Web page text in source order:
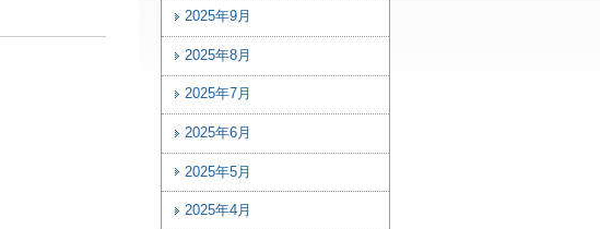
2025年9月
2025年8月
2025年7月
2025年6月
2025年5月
2025年4月